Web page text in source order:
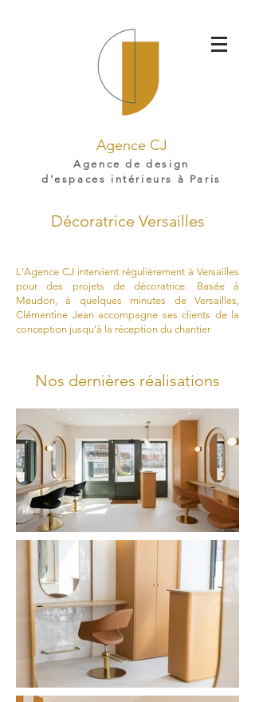
Agence CJ
Agence de design
d'espaces intérieurs à Paris
Décoratrice Versailles
L'Agence CJ intervient régulièrement à Versailles
pour des projets de décoratrice. Basée à
Meudon, à quelques minutes de Versailles,
Clémentine Jean accompagne ses clients de la
conception jusqu'à la réception du chantier
Nos dernières réalisations